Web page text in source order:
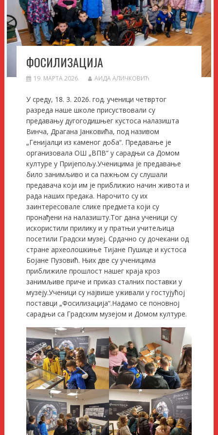
ФОСИЛИЗАЦИЈА
19. МАРТА 2026. АИДА АЛИЧКОВИЋ
У среду, 18. 3. 2026. год. ученици четвртог
разреда наше школе присуствовали су
предавању дугогодишњег кустоса налазишта
Винча, Драгана Јанковића, под називом
„Генијалци из каменог доба“. Предавање је
организовала ОШ „ВПВ“ у сарадњи са Домом
културе у Пријепољу.Ученицима је предавање
било занимљиво и са пажњом су слушали
предавача који им је приближио начин живота и
рада наших предака. Нарочито су их
заинтересовале слике предмета који су
пронађени на налазишту.Тог дана ученици су
искористили прилику и у пратњи учитељица
посетили Градски музеј. Срдачно су дочекани од
стране археолошкиње Тијане Пушице и кустоса
Бојане Пузовић. Њих две су ученицима
приближиле прошлост нашег краја кроз
занимљиве приче и приказ сталних поставки у
музеју.Ученици су највише уживали у гостујућој
поставци „Фосилизација“.Надамо се поновној
сарадњи са Градским музејом и Домом културе.